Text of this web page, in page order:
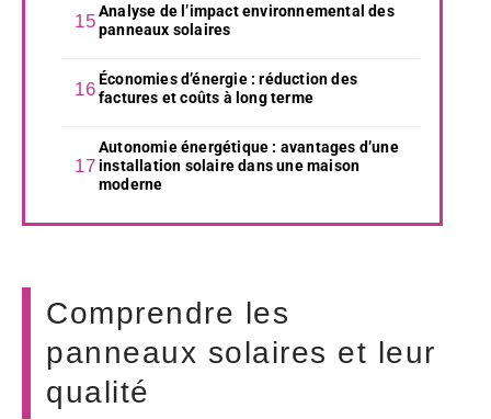
Analyse de l’impact environnemental des
panneaux solaires
Économies d’énergie : réduction des
factures et coûts à long terme
Autonomie énergétique : avantages d’une
installation solaire dans une maison
moderne
Comprendre les
panneaux solaires et leur
qualité